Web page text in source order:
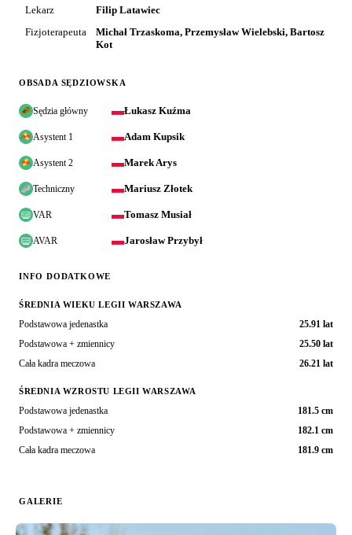
Lekarz
Filip Latawiec
Fizjoterapeuta
Michał Trzaskoma, Przemysław Wielebski, Bartosz
Kot
OBSADA SĘDZIOWSKA
Sędzia główny Łukasz Kuźma
Asystent 1 Adam Kupsik
Asystent 2 Marek Arys
Techniczny Mariusz Złotek
VAR Tomasz Musiał
AVAR Jarosław Przybył
INFO DODATKOWE
ŚREDNIA WIEKU LEGII WARSZAWA
Podstawowa jedenastka
25.91 lat
Podstawowa + zmiennicy
25.50 lat
Cała kadra meczowa
26.21 lat
ŚREDNIA WZROSTU LEGII WARSZAWA
Podstawowa jedenastka
181.5 cm
Podstawowa + zmiennicy
182.1 cm
Cała kadra meczowa
181.9 cm
GALERIE